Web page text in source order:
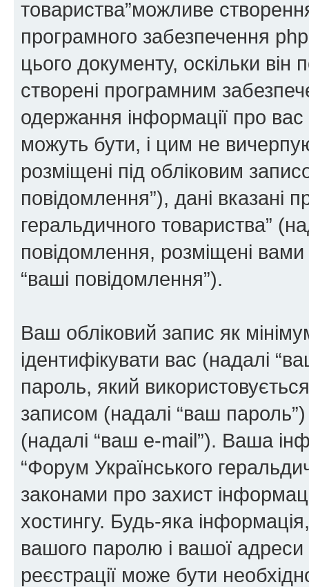
товариства”можливе
програмного забезпечення
цього документу, оскільки
створені програмним
одержання інформації про
можуть бути, і цим не
розміщені під обліковим
повідомлення”), дані вказані
геральдичного товариства”
повідомлення, розміщені вами
“ваші повідомлення”).
Ваш обліковий запис як
ідентифікувати вас (надалі
пароль, який
записом (надалі “ваш
(надалі “ваш e-mail”). Ваша
“Форум Українського
законами про захист
хостингу. Будь-яка
вашого паролю і вашої адреси
реєстрації може бути